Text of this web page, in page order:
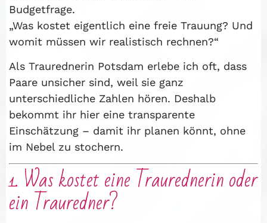
Budgetfrage.
„Was kostet eigentlich eine freie Trauung? Und
womit müssen wir realistisch rechnen?“
Als Traurednerin Potsdam erlebe ich oft, dass
Paare unsicher sind, weil sie ganz
unterschiedliche Zahlen hören. Deshalb
bekommt ihr hier eine transparente
Einschätzung – damit ihr planen könnt, ohne
im Nebel zu stochern.
1. Was kostet eine Traurednerin oder
ein Trauredner?